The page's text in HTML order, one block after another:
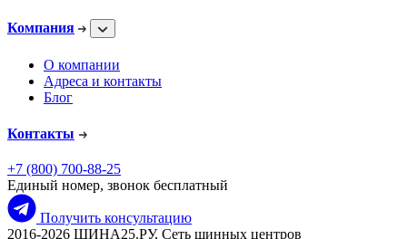
Компания
О компании
Адреса и контакты
Блог
Контакты
+7 (800) 700-88-25
Единый номер, звонок бесплатный
Получить консультацию
2016-2026 ШИНА25.РУ, Сеть шинных центров